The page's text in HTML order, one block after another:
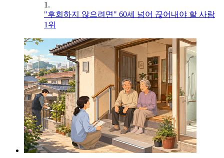
1.
"후회하지 않으려면" 60세 넘어 끊어내야 할 사람
1위